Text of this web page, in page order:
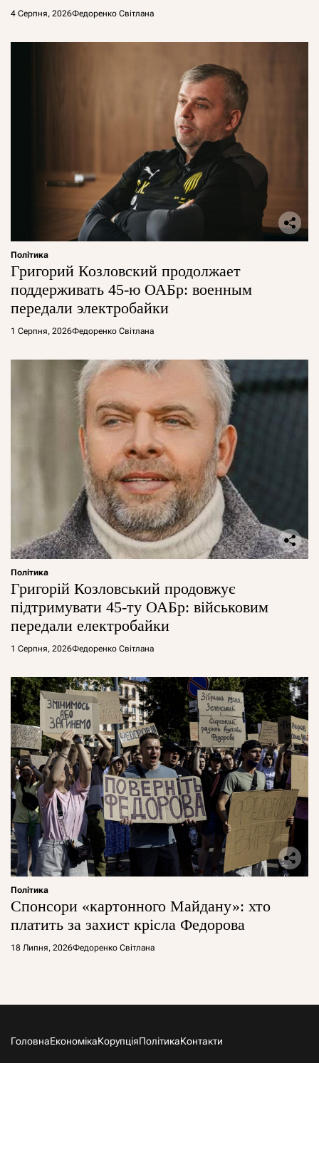
4 Серпня, 2026Федоренко Світлана
Політика
Григорий Козловский продолжает
поддерживать 45-ю ОАБр: военным
передали электробайки
1 Серпня, 2026Федоренко Світлана
Політика
Григорій Козловський продовжує
підтримувати 45-ту ОАБр: військовим
передали електробайки
1 Серпня, 2026Федоренко Світлана
Політика
Спонсори «картонного Майдану»: хто
платить за захист крісла Федорова
18 Липня, 2026Федоренко Світлана
ГоловнаЕкономікаКорупціяПолітикаКонтакти